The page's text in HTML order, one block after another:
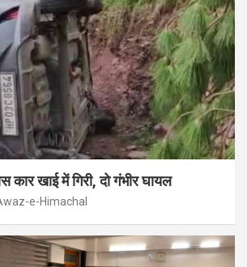
खाई में गिरी, दो गंभीर घायल
e-Himachal